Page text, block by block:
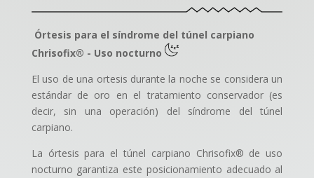
Órtesis para el síndrome del túnel carpiano
Chrisofix® - Uso nocturno
El uso de una ortesis durante la noche se considera un
estándar de oro en el tratamiento conservador (es
decir, sin una operación) del síndrome del túnel
carpiano.
La órtesis para el túnel carpiano Chrisofix® de uso
nocturno garantiza este posicionamiento adecuado al